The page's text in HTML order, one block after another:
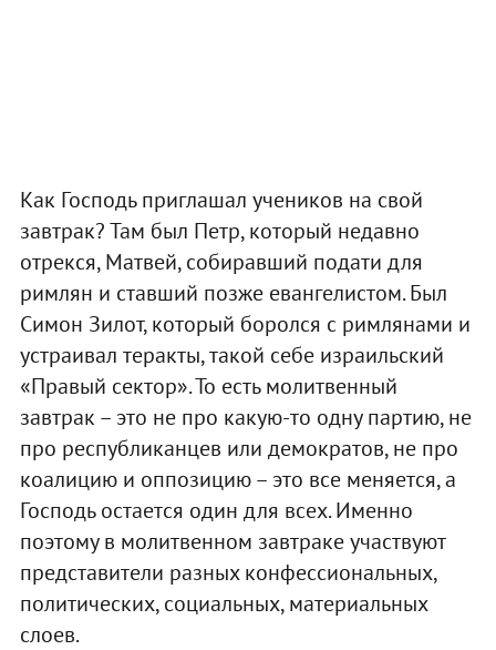
Как Господь приглашал учеников на свой
завтрак? Там был Петр, который недавно
отрекся, Матвей, собиравший подати для
римлян и ставший позже евангелистом. Был
Симон Зилот, который боролся с римлянами и
устраивал теракты, такой себе израильский
«Правый сектор». То есть молитвенный
завтрак – это не про какую-то одну партию, не
про республиканцев или демократов, не про
коалицию и оппозицию – это все меняется, а
Господь остается один для всех. Именно
поэтому в молитвенном завтраке участвуют
представители разных конфессиональных,
политических, социальных, материальных
слоев.